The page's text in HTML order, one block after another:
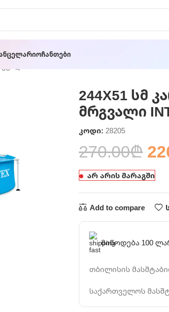
Ჩანთები
244X51 სმ
მრგვალი
კოდი: 28205
270.00₾
არ არის მარაგში
Add to compare
მიწოდება 100
თბილისის
საქართველოს